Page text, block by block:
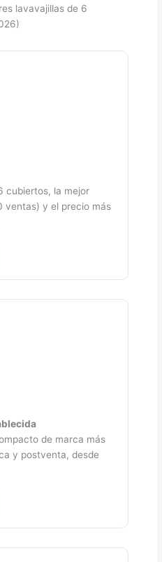
lavavajillas de 6
cubiertos, la mejor
y el precio más
de marca más
y postventa, desde